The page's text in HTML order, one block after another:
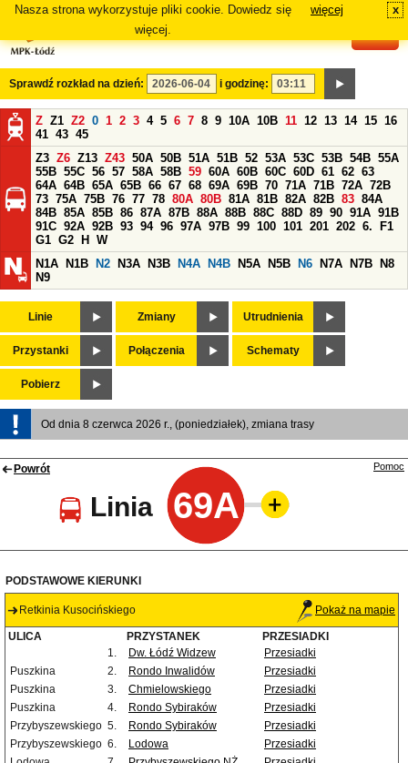
Nasza strona wykorzystuje pliki cookie. Dowiedz się
więcej.
więcej x
Sprawdź rozkład na dzień: i godzinę:
Z Z1 Z2 0 1 2 3 4 5 6 7 8 9 10A 10B 11 12 13 14 15 16
41 43 45
Z3 Z6 Z13 Z43 50A 50B 51A 51B 52 53A 53C 53B 54B 55A
55B 55C 56 57 58A 58B 59 60A 60B 60C 60D 61 62 63
64A 64B 65A 65B 66 67 68 69A 69B 70 71A 71B 72A 72B
73 75A 75B 76 77 78 80A 80B 81A 81B 82A 82B 83 84A
84B 85A 85B 86 87A 87B 88A 88B 88C 88D 89 90 91A 91B
91C 92A 92B 93 94 96 97A 97B 99 100 101 201 202 6.
F1
G1 G2 H
W
N1A
N1B N2 N3A N3B N4A N4B N5A N5B N6 N7A N7B
N8
N9
Linie Zmiany Utrudnienia
Przystanki Połączenia Schematy
Pobierz
Od dnia 8 czerwca 2026 r., (poniedziałek), zmiana trasy
Powrót
Linia 69A
Pomoc
PODSTAWOWE KIERUNKI
Retkinia Kusocińskiego Pokaż na mapie
ULICA PRZYSTANEK
PRZESIADKI
1.
Dw. Łódź Widzew
Przesiadki
Puszkina
2. Rondo Inwalidów
Przesiadki
Puszkina
3. Chmielowskiego
Przesiadki
Puszkina
4. Rondo Sybiraków
Przesiadki
Przybyszewskiego 5. Rondo Sybiraków
Przesiadki
Przybyszewskiego 6. Lodowa
Przesiadki